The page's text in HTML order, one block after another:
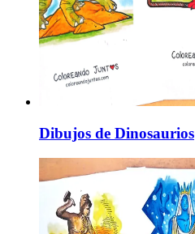
Dibujos de Dinosaurios